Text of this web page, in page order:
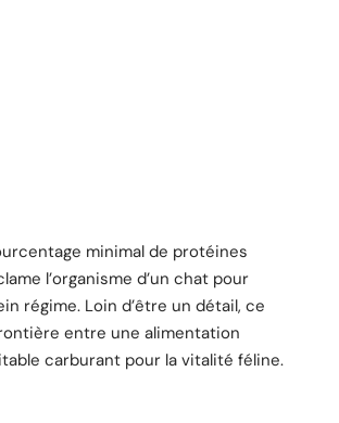
minimal de protéines
l’organisme d’un chat pour
régime. Loin d’être un détail, ce
entre une alimentation
carburant pour la vitalité féline.